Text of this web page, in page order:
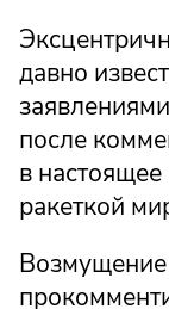
давно
после
в настоящее
ракеткой
Возмущение